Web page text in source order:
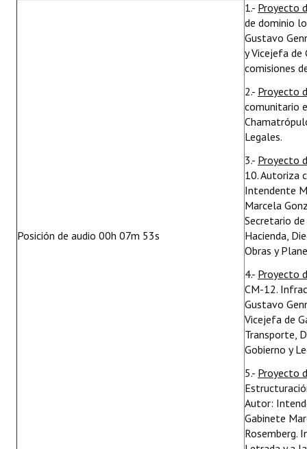
Posición de audio 00h 07m 53s
1.- Proyecto
de dominio
Gustavo
y Vicejefa de
comisiones
2.- Proyecto
comunitario
Legales.
3.- Proyecto
10. Autoriza
Intendente
Marcela
Secretario
Hacienda,
Obras y
4.- Proyecto
CM-12.
Gustavo
Vicejefa de
Transporte,
Gobierno y
5.- Proyecto
Autor:
Gabinete
Rosemberg.